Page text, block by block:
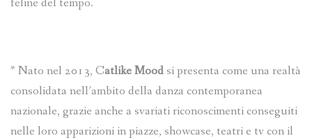
* Nato nel 2013, Catlike Mood si presenta come una realtà
consolidata nell’ambito della danza contemporanea
nazionale, grazie anche a svariati riconoscimenti conseguiti
nelle loro apparizioni in piazze, showcase, teatri e tv con il